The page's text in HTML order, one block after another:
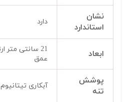
نشان
استاندارد
دارد
ابعاد
عمق
پوشش
تنه
آبکاری تیتانیوم PVD